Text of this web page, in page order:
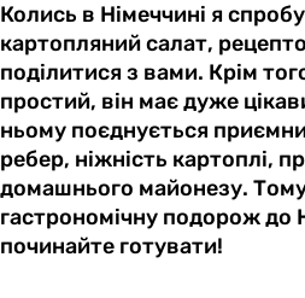
Колись в Німеччині я
картопляний салат,
поділитися з вами. Крім
простий, він має дуже
ньому поєднується
ребер, ніжність картоплі,
домашнього майонезу.
гастрономічну подорож до
починайте готувати!